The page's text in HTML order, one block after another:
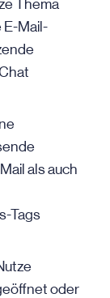
Thema
E-Mail-
als auch
Tags
oder